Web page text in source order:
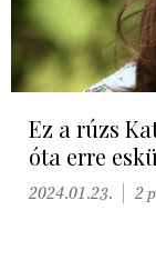
Ez a rúzs
óta erre
2024.01.23. 2